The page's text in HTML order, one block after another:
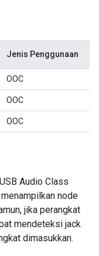
Jenis Penggunaan
OOC
OOC
OOC
Audio Class
node
jika perangkat
mendeteksi jack
dimasukkan.